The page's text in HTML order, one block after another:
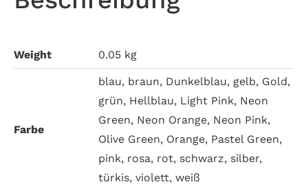
Weight 0.05 kg
Farbe
blau, braun, Dunkelblau, gelb, Gold,
grün, Hellblau, Light Pink, Neon
Green, Neon Orange, Neon Pink,
Olive Green, Orange, Pastel Green,
pink, rosa, rot, schwarz, silber,
türkis, violett, weiß